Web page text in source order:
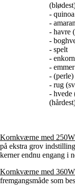
- quinoa
-
- havre
-
- spelt
- enkorn
- emmer
-
- rug
- hvede
Kornkværne med
på ekstra grov
kerner endnu engang i
Kornkværne med
fremgangsmåde som